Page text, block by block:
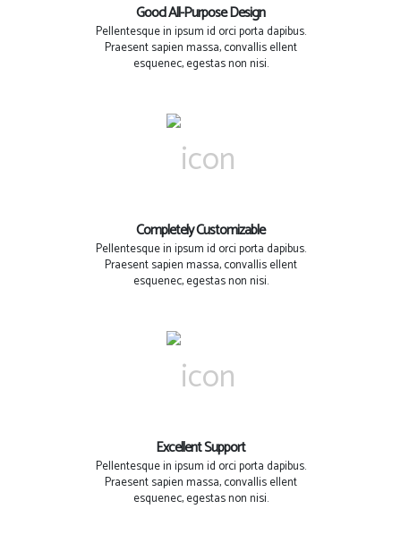
Good All-Purpose Design
Pellentesque in ipsum id orci porta dapibus.
Praesent sapien massa, convallis ellent
esquenec, egestas non nisi.
Completely Customizable
Pellentesque in ipsum id orci porta dapibus.
Praesent sapien massa, convallis ellent
esquenec, egestas non nisi.
Excellent Support
Pellentesque in ipsum id orci porta dapibus.
Praesent sapien massa, convallis ellent
esquenec, egestas non nisi.